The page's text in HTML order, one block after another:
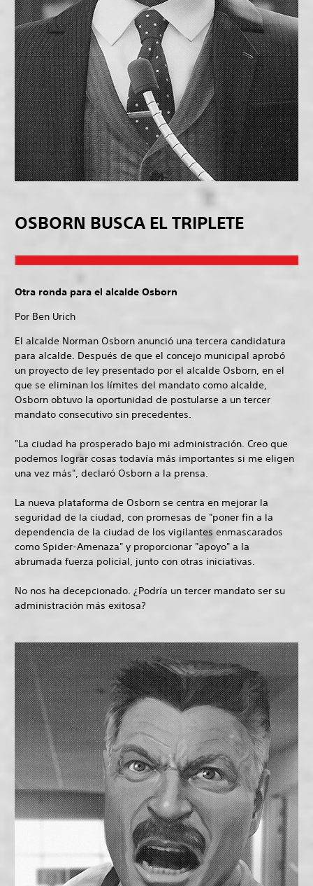
OSBORN BUSCA EL TRIPLETE
Otra ronda para el alcalde Osborn
Por Ben Urich
El alcalde Norman Osborn anunció una tercera candidatura
para alcalde. Después de que el concejo municipal aprobó
un proyecto de ley presentado por el alcalde Osborn, en el
que se eliminan los límites del mandato como alcalde,
Osborn obtuvo la oportunidad de postularse a un tercer
mandato consecutivo sin precedentes.
"La ciudad ha prosperado bajo mi administración. Creo que
podemos lograr cosas todavía más importantes si me eligen
una vez más", declaró Osborn a la prensa.
La nueva plataforma de Osborn se centra en mejorar la
seguridad de la ciudad, con promesas de "poner fin a la
dependencia de la ciudad de los vigilantes enmascarados
como Spider-Amenaza" y proporcionar "apoyo" a la
abrumada fuerza policial, junto con otras iniciativas.
No nos ha decepcionado. ¿Podría un tercer mandato ser su
administración más exitosa?